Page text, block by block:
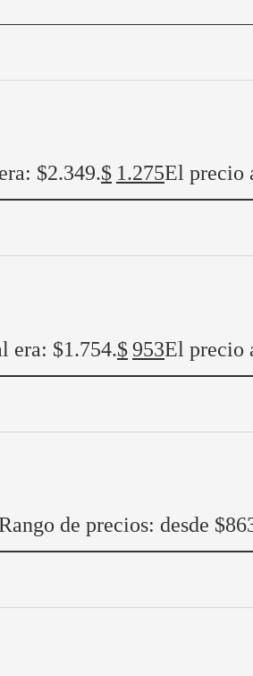
$2.349.$ 1.275El precio
era: $1.754.$953El precio
de precios: desde